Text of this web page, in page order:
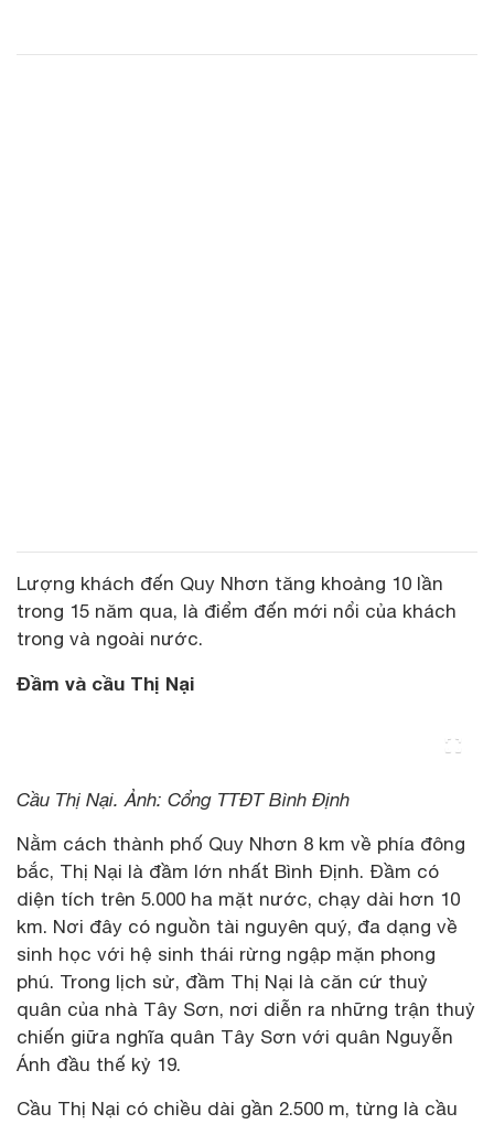
Lượng khách đến Quy Nhơn tăng khoảng 10 lần
trong 15 năm qua, là điểm đến mới nổi của khách
trong và ngoài nước.
Đầm và cầu Thị Nại
Cầu Thị Nại. Ảnh: Cổng TTĐT Bình Định
Nằm cách thành phố Quy Nhơn 8 km về phía đông
bắc, Thị Nại là đầm lớn nhất Bình Định. Đầm có
diện tích trên 5.000 ha mặt nước, chạy dài hơn 10
km. Nơi đây có nguồn tài nguyên quý, đa dạng về
sinh học với hệ sinh thái rừng ngập mặn phong
phú. Trong lịch sử, đầm Thị Nại là căn cứ thuỷ
quân của nhà Tây Sơn, nơi diễn ra những trận thuỷ
chiến giữa nghĩa quân Tây Sơn với quân Nguyễn
Ánh đầu thế kỷ 19.
Cầu Thị Nại có chiều dài gần 2.500 m, từng là cầu